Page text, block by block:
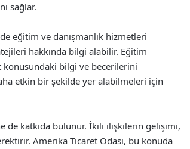
sağlar.
eğitim ve danışmanlık hizmetleri
hakkında bilgi alabilir. Eğitim
konusundaki bilgi ve becerilerini
etkin bir şekilde yer alabilmeleri için
de katkıda bulunur. İkili ilişkilerin gelişimi,
Amerika Ticaret Odası, bu konuda